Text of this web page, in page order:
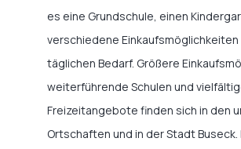
es eine Grundschule, einen
verschiedene Einkaufsmöglichkeiten
täglichen Bedarf. Größere
weiterführende Schulen und
Freizeitangebote finden sich in den
Ortschaften und in der Stadt Buseck.